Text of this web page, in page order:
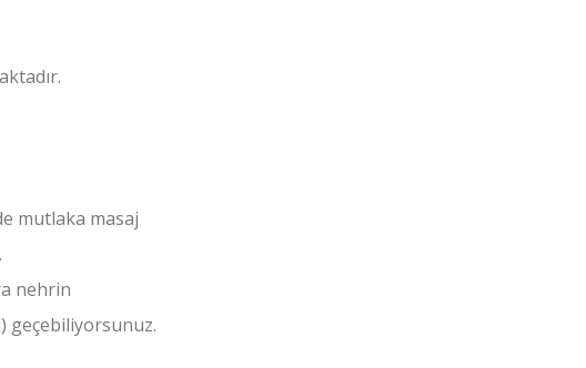
mutlaka masaj
nehrin
geçebiliyorsunuz.